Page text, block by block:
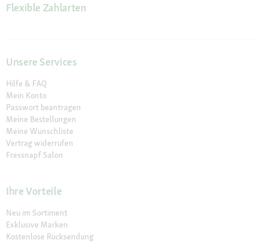
Flexible Zahlarten
Unsere Services
Hilfe & FAQ
Mein Konto
Passwort beantragen
Meine Bestellungen
Meine Wunschliste
Vertrag widerrufen
Fressnapf Salon
Ihre Vorteile
Neu im Sortiment
Exklusive Marken
Kostenlose Rücksendung